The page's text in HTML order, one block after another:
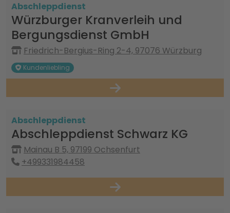
Abschleppdienst
Würzburger Kranverleih und
Bergungsdienst GmbH
Friedrich-Bergius-Ring 2-4, 97076 Würzburg
Kundenliebling
Abschleppdienst
Abschleppdienst Schwarz KG
Mainau B 5, 97199 Ochsenfurt
+499331984458